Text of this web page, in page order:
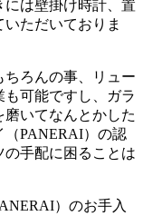
は壁掛け時計、置
ただいておりま
ろんの事、リュー
可能ですし、ガラ
いてなんとかした
（PANERAI）の認
手配に困ることは
）のお手入